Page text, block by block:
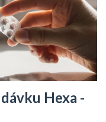
Hexa -